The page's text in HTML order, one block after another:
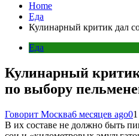
Home
Еда
Кулинарный критик дал
Еда
Кулинарный
по выбору
Говорит Москва6 месяцев ago0
В их составе не должно быть